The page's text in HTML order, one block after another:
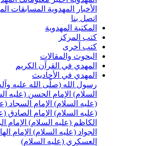
المهدويةالمسابقات المهدوية
المهدوية
والمقالات
في القرآن الكريم
في الأحاديث
الله (صلّى الله عليه وآله) أمير
الإمام الحسن (عليه السلام) الإمام
الإمام السجاد (عليه السلام)
الإمام الصادق (عليه السلام)
(عليه السلام) الإمام الرضا (عليه
(عليه السلام) الإمام الهادي (عليه
(عليه السلام)